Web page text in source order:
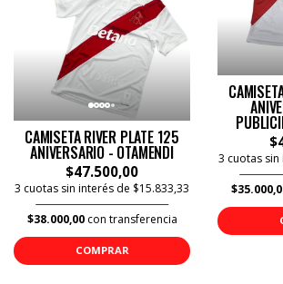
CAMISETA RIVER PLATE 125
ANIVERSARIO - OTAMENDI
$47.500,00
3 cuotas sin interés de $15.833,33
$38.000,00con transferencia
COMPRAR
3 cuotas sin